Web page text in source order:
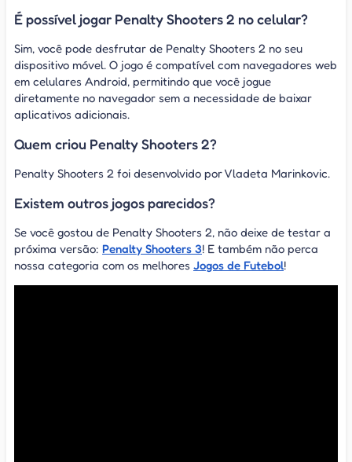
É possível jogar Penalty Shooters 2 no celular?
Sim, você pode desfrutar de Penalty Shooters 2 no seu
dispositivo móvel. O jogo é compatível com navegadores web
em celulares Android, permitindo que você jogue
diretamente no navegador sem a necessidade de baixar
aplicativos adicionais.
Quem criou Penalty Shooters 2?
Penalty Shooters 2 foi desenvolvido por Vladeta Marinkovic.
Existem outros jogos parecidos?
Se você gostou de Penalty Shooters 2, não deixe de testar a
próxima versão: Penalty Shooters 3! E também não perca
nossa categoria com os melhores Jogos de Futebol!